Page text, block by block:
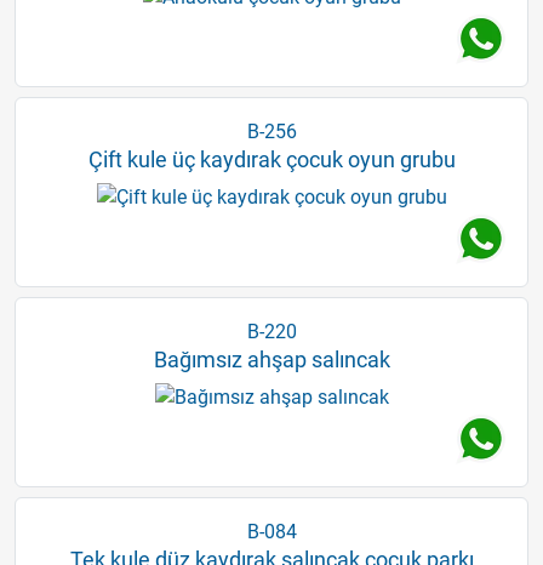
B-256
Çift kule üç kaydırak çocuk oyun grubu
B-220
Bağımsız ahşap salıncak
B-084
Tek kule düz kaydırak salıncak çocuk parkı